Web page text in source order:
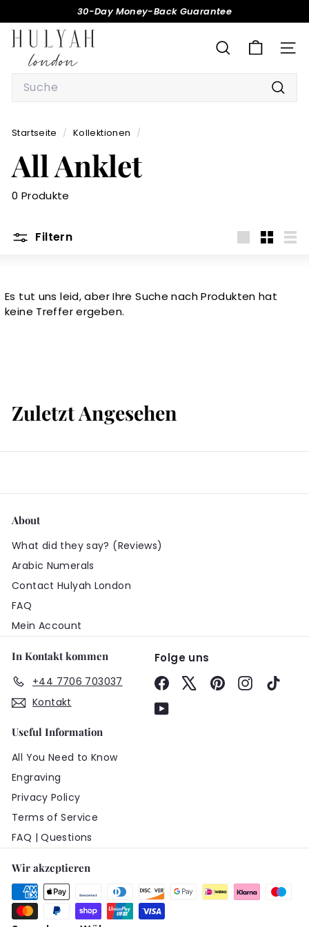
zum
Inhalt
Pause
30-Day Money-Back Guarantee
H
L
A
H
SUCHE
Search
Startseite / Kollektionen /
All Anklet
0 Produkte
Filtern
Es tut uns leid, aber Ihre Suche nach Produkten hat
keine Treffer ergeben.
Zuletzt Angesehen
About
What did they say? (Reviews)
Arabic Numerals
Contact Hulyah London
FAQ
Mein Account
In Kontakt kommen
+44 7706 703037
Kontakt
Folge uns
Facebook PinterestInstagram
YouTube
Useful Information
All You Need to Know
Engraving
Privacy Policy
Terms of Service
FAQ | Questions
Wir akzeptieren